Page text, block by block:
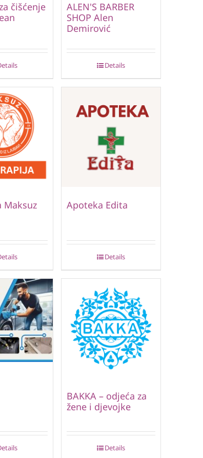
čišćenje
ALEN'S BARBER
SHOP Alen
Demirović
Details
Apoteka Edita
Details
BAKKA – odjeća za
žene i djevojke
Details